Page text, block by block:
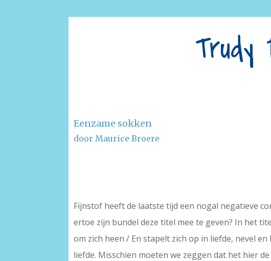
Trudy
Eenzame sokken
door Maurice Broere
Fijnstof heeft de laatste tijd een nogal negatieve
ertoe zijn bundel deze titel mee te geven? In het
om zich heen / En stapelt zich op in liefde, nevel
liefde. Misschien moeten we zeggen dat het hier